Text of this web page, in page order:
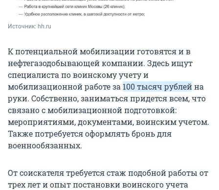
Источник: hh.ru
К потенциальной мобилизации готовятся и в
нефтегазодобывающей компании. Здесь ищут
специалиста по воинскому учету и
мобилизационной работе за 100 тысяч рублейна
руки. Собственно, заниматься придется всем, что
связано с мобилизационной подготовкой:
мероприятиями, документами, воинским учетом.
Также потребуется оформлять бронь для
военнообязанных.
От соискателя требуется стаж подобной работы от
трех лет и опыт постановки воинского учета